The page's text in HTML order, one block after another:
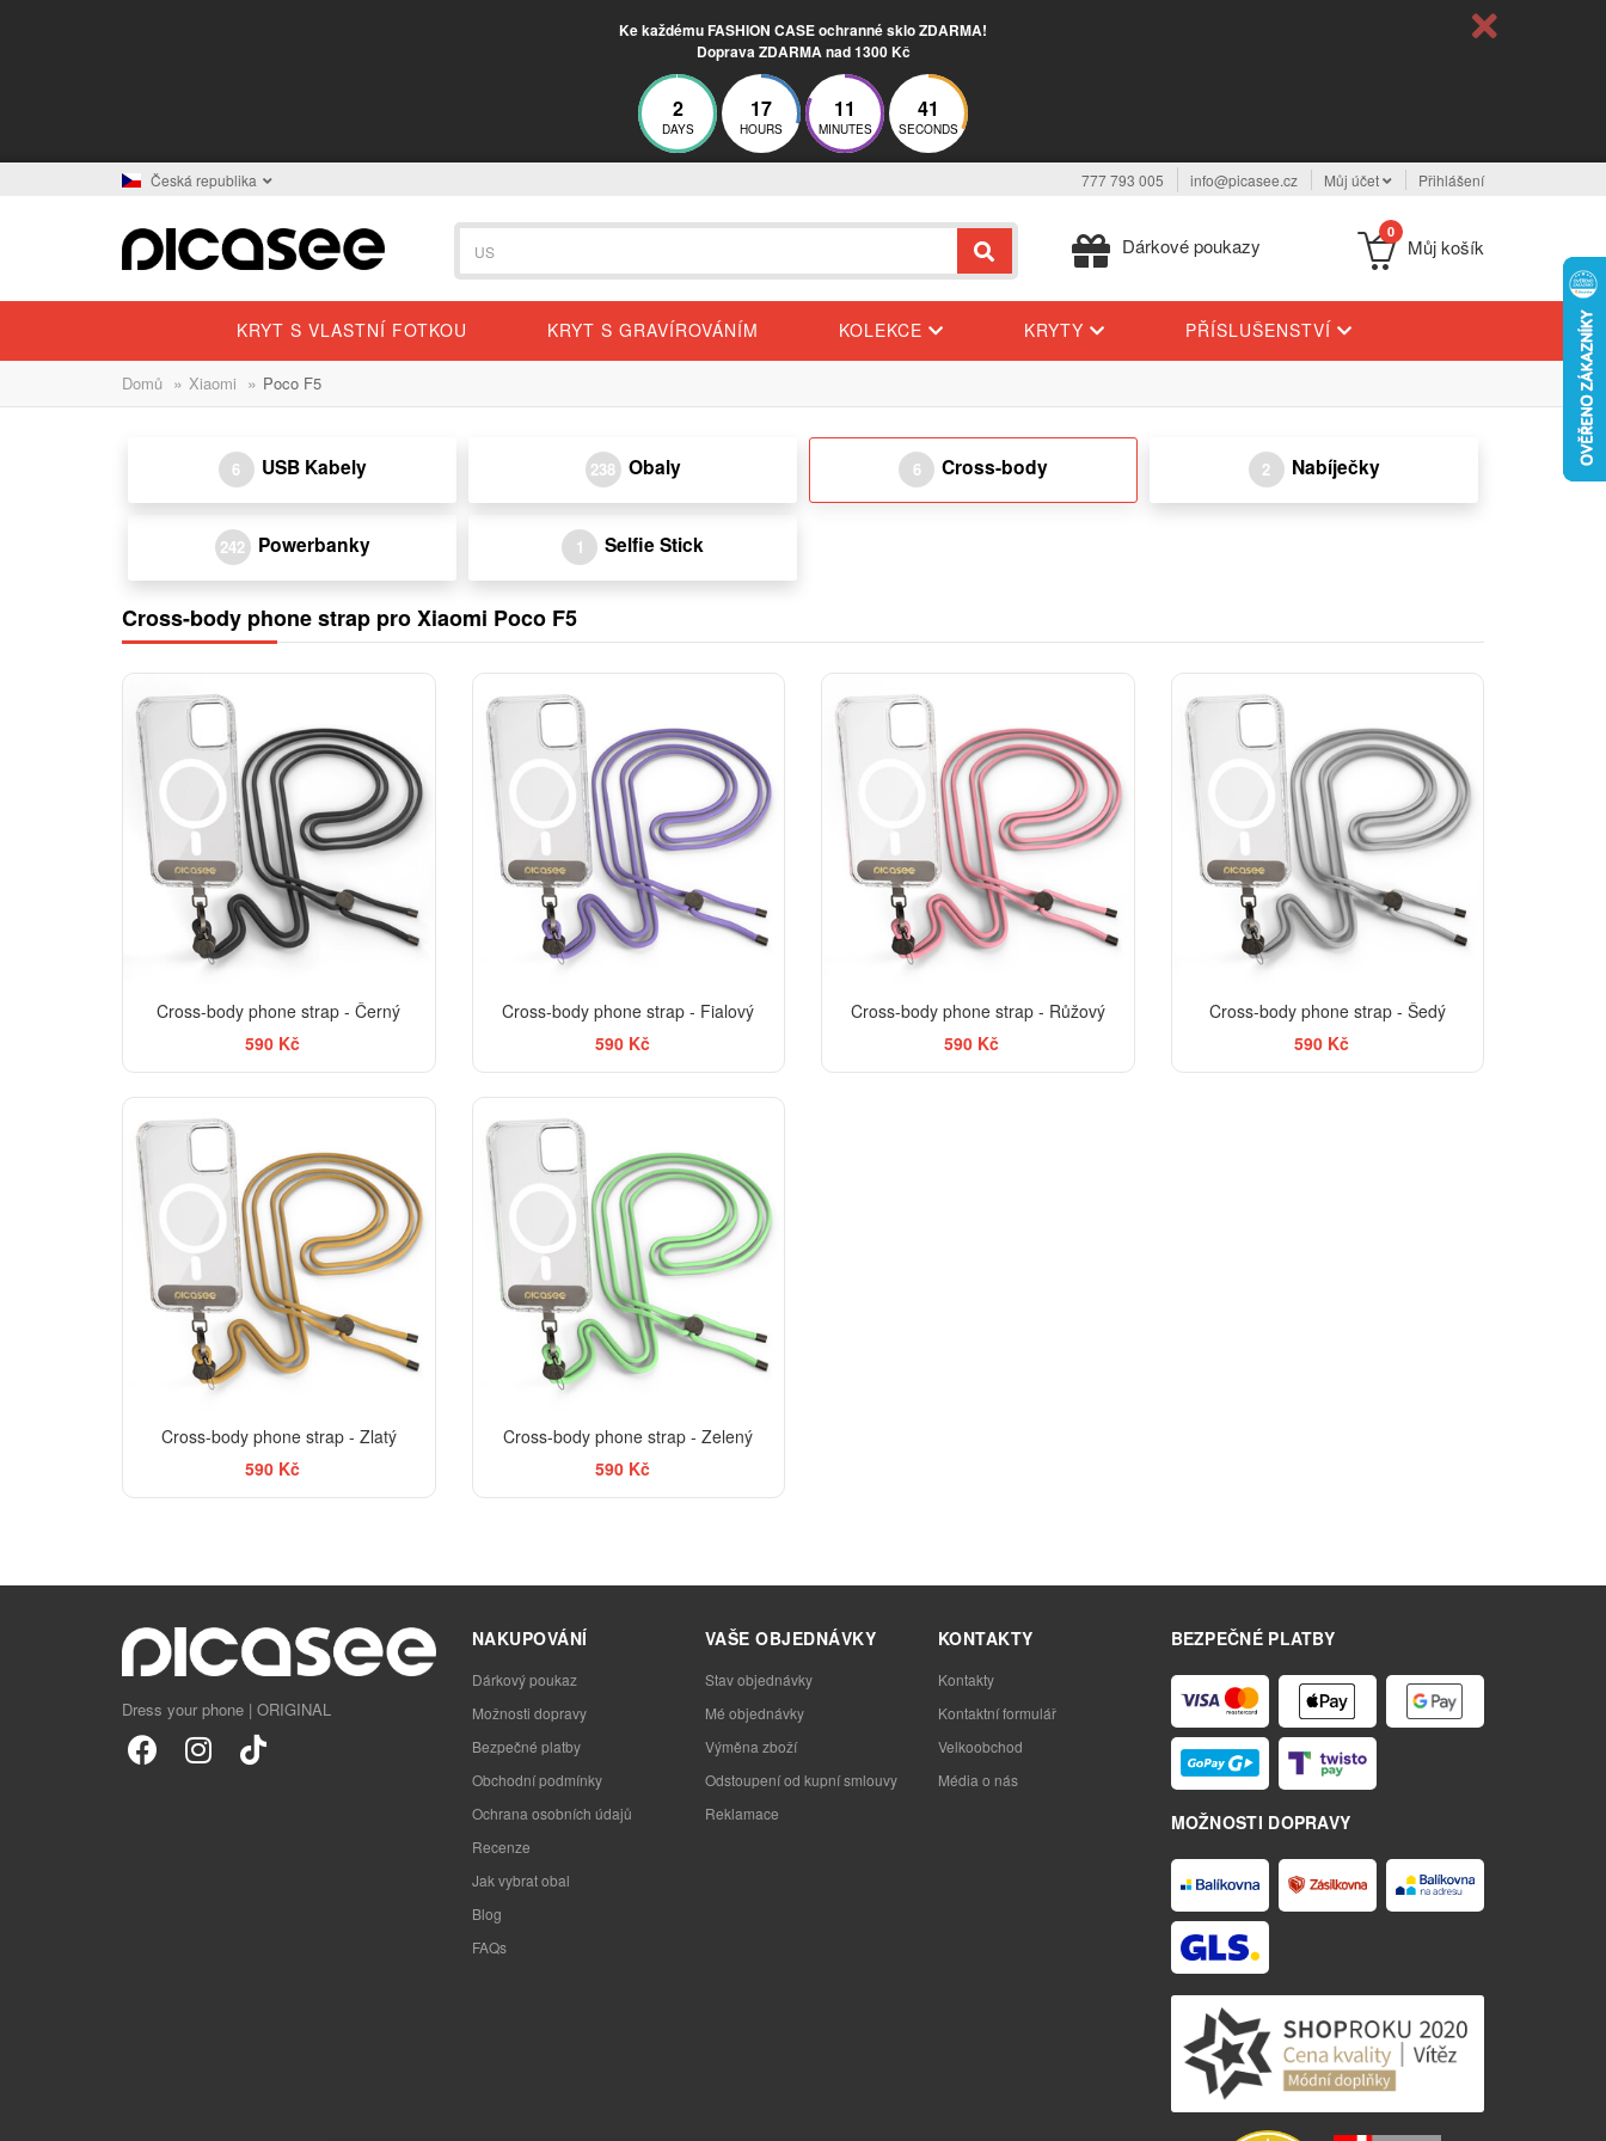
Ke každému FASHION CASE ochranné sklo ZDARMA!
Doprava ZDARMA nad 1300 Kč
2
DAYS
17
HOURS
11
MINUTES
41
SECONDS
Česká republika 777 793 005 info@picasee.cz Můj účet Přihlášení
Dárkové poukazy
0
Můj košík
KRYT S VLASTNÍ FOTKOU KRYT S GRAVÍROVÁNÍM KOLEKCE KRYTY PŘÍSLUŠENSTVÍ
Domů » Xiaomi » Poco F5
6 USB Kabely 238 Obaly 6 Cross-body 2 Nabíječky
242 Powerbanky 1 Selfie Stick
Cross-body phone strap pro Xiaomi Poco F5
Cross-body phone strap - Černý
590 Kč
Cross-body phone strap - Fialový
590 Kč
Cross-body phone strap - Růžový
590 Kč
Cross-body phone strap - Šedý
590 Kč
Cross-body phone strap - Zlatý
590 Kč
Cross-body phone strap - Zelený
590 Kč
Dress your phone | ORIGINAL
BEZPEČNÉ PLATBY
MOŽNOSTI DOPRAVY
NAKUPOVÁNÍ
Dárkový poukaz
Možnosti dopravy
Bezpečné platby
Obchodní podmínky
Ochrana osobních údajů
Recenze
Jak vybrat obal
Blog
FAQs
VAŠE OBJEDNÁVKY
Stav objednávky
Mé objednávky
Výměna zboží
Odstoupení od kupní smlouvy
Reklamace
KONTAKTY
Kontakty
Kontaktní formulář
Velkoobchod
Média o nás